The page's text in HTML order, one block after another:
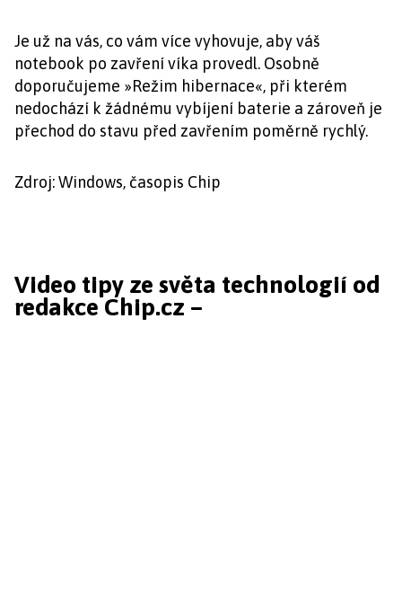
Je už na vás, co vám více vyhovuje, aby váš
notebook po zavření víka provedl. Osobně
doporučujeme »Režim hibernace«, při kterém
nedochází k žádnému vybíjení baterie a zároveň je
přechod do stavu před zavřením poměrně rychlý.
Zdroj: Windows, časopis Chip
Video tipy ze světa technologií od
redakce Chip.cz –